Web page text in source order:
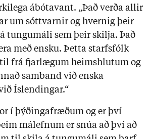
ábótavant. „Það verða allir
um sóttvarnir og hvernig þeir
á tungumáli sem þeir skilja. Það
með ensku. Þetta starfsfólk
frá fjarlægum heimshlutum og
samband við enska
Íslendingar.“
í þýðingafræðum og er því
málefnum er snúa að því að